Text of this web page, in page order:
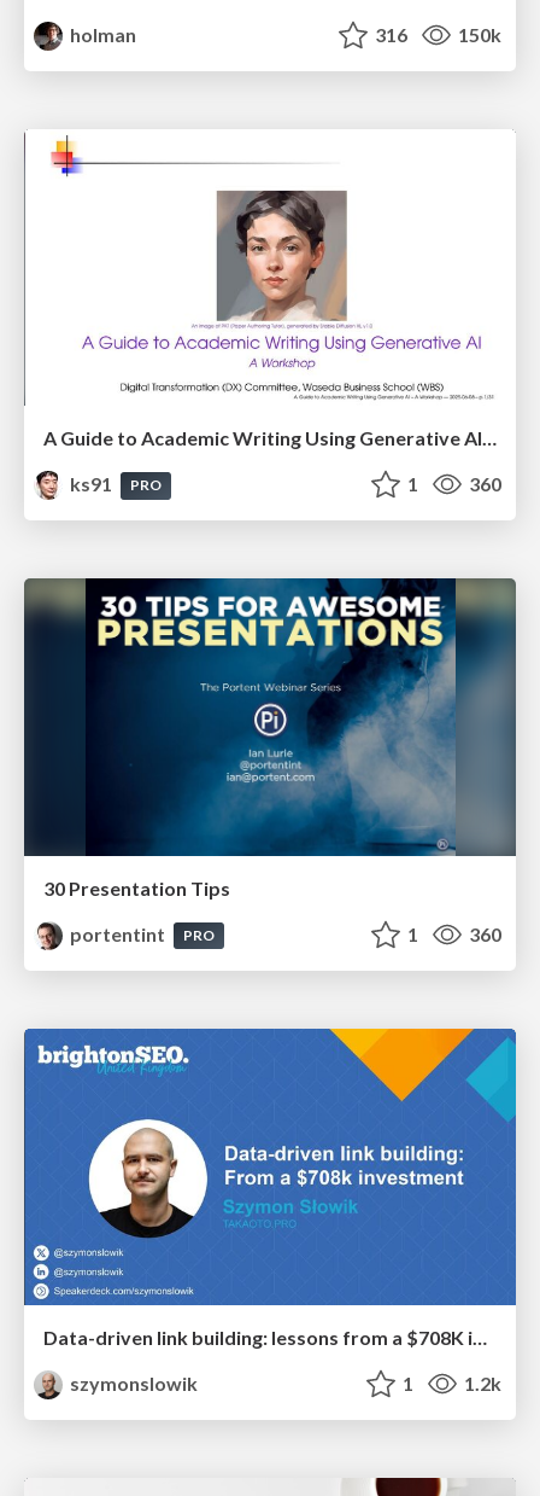
holman
316 150k
A Guide to Academic Writing Using Generative AI - A Workshop
ks91
PRO 1 360
30 Presentation Tips
portentint
PRO 1 360
Data-driven link building: lessons from a $708K investment (BrightonSEO talk)
szymonslowik
1 1.2k